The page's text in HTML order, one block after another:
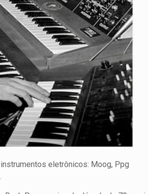
eletrônicos: Moog, Ppg